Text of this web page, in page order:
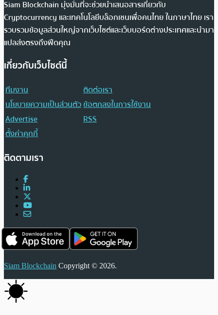
Siam Blockchain มุ่งมั่นที่จะช่วยนำเสนอสารเกี่ยวกับ
Cryptocurrency และเทคโนโลยีบล็อกเชนเพื่อคนไทย ในภาษาไทย เรา
รวบรวมข้อมูลส่วนใหญ่จากเว็บไซต์และเว็บบอร์ดต่างประเทศและนำมา
แปลส่งตรงถึงฟีดคุณ
เกี่ยวกับเว็บไซต์นี้
ทีมงาน
ติดต่อเรา
นโยบายความเป็นส่วนตัวข้อตกลงในการใช้งาน
Advertise
RSS
ตั้งค่าคุกกี้
ติดตามเรา
Siam Blockchain Copyright © 2026.